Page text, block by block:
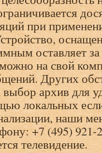
при
оставляет
на свой
Других
архив для
локальных
наши
+7 (495) 921-
телевидение.